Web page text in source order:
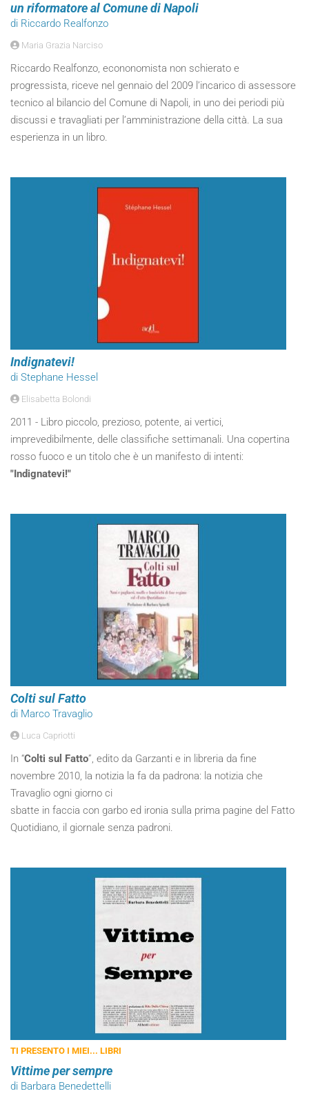
un riformatore al Comune di Napoli
di Riccardo Realfonzo
Maria Grazia Narciso
Riccardo Realfonzo, econonomista non schierato e
progressista, riceve nel gennaio del 2009 l’incarico di assessore
tecnico al bilancio del Comune di Napoli, in uno dei periodi più
discussi e travagliati per l’amministrazione della città. La sua
esperienza in un libro.
Indignatevi!
di Stephane Hessel
Elisabetta Bolondi
2011 - Libro piccolo, prezioso, potente, ai vertici,
imprevedibilmente, delle classifiche settimanali. Una copertina
rosso fuoco e un titolo che è un manifesto di intenti:
"Indignatevi!"
Colti sul Fatto
di Marco Travaglio
Luca Capriotti
In “Colti sul Fatto”, edito da Garzanti e in libreria da fine
novembre 2010, la notizia la fa da padrona: la notizia che
Travaglio ogni giorno ci
sbatte in faccia con garbo ed ironia sulla prima pagine del Fatto
Quotidiano, il giornale senza padroni.
TI PRESENTO I MIEI... LIBRI
Vittime per sempre
di Barbara Benedettelli